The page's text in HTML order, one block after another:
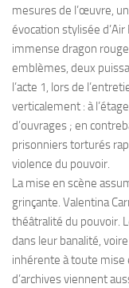
mesures de l’œuvre,
évocation stylisée
immense dragon
emblèmes, deux
l’acte 1, lors de
verticalement : à
d’ouvrages ; en
prisonniers torturés
violence du pouvoir.
La mise en scène
grinçante. Valentina
théâtralité du pouvoir.
dans leur banalité,
inhérente à toute mise
d’archives viennent